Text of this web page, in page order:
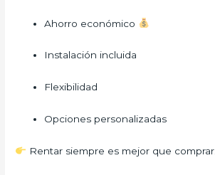
Ahorro económico
Instalación incluida
Flexibilidad
Opciones personalizadas
Rentar siempre es mejor que comprar.